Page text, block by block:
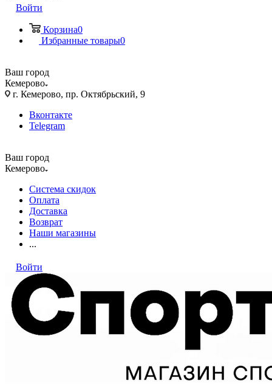
Войти
Корзина0
Избранные товары0
Ваш город
Кемерово
г. Кемерово, пр. Октябрьский, 9
Вконтакте
Telegram
Ваш город
Кемерово
Система скидок
Оплата
Доставка
Возврат
Наши магазины
...
Войти